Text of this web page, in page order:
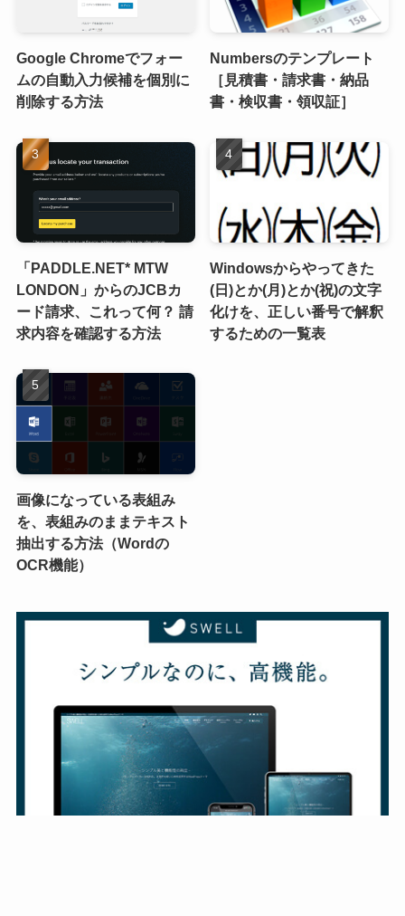
Google Chromeでフォー
ムの自動入力候補を個別に
削除する方法
Numbersのテンプレート
［見積書・請求書・納品
書・検収書・領収証］
「PADDLE.NET* MTW
LONDON」からのJCBカ
ード請求、これって何？ 請
求内容を確認する方法
Windowsからやってきた
(日)とか(月)とか(祝)の文字
化けを、正しい番号で解釈
するための一覧表
画像になっている表組み
を、表組みのままテキスト
抽出する方法（Wordの
OCR機能）